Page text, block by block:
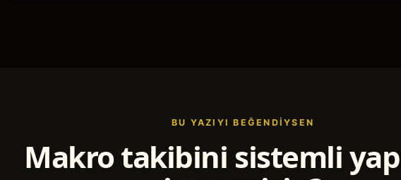
BU YAZIYI BEĞENDIYSEN
Makro takibini sistemli